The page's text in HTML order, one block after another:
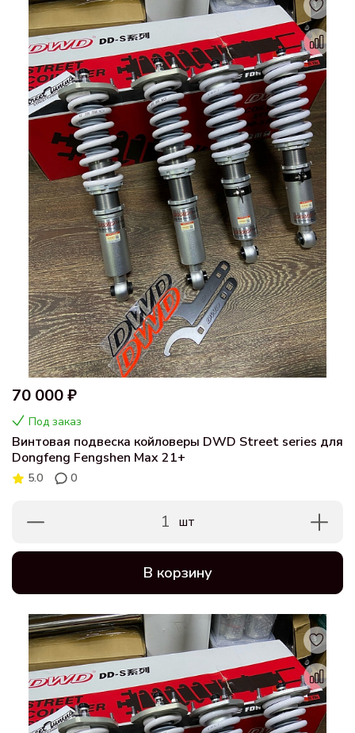
70 000 ₽
Под заказ
Винтовая подвеска койловеры DWD Street series для
Dongfeng Fengshen Max 21+
5.0 0
1 шт
В корзину